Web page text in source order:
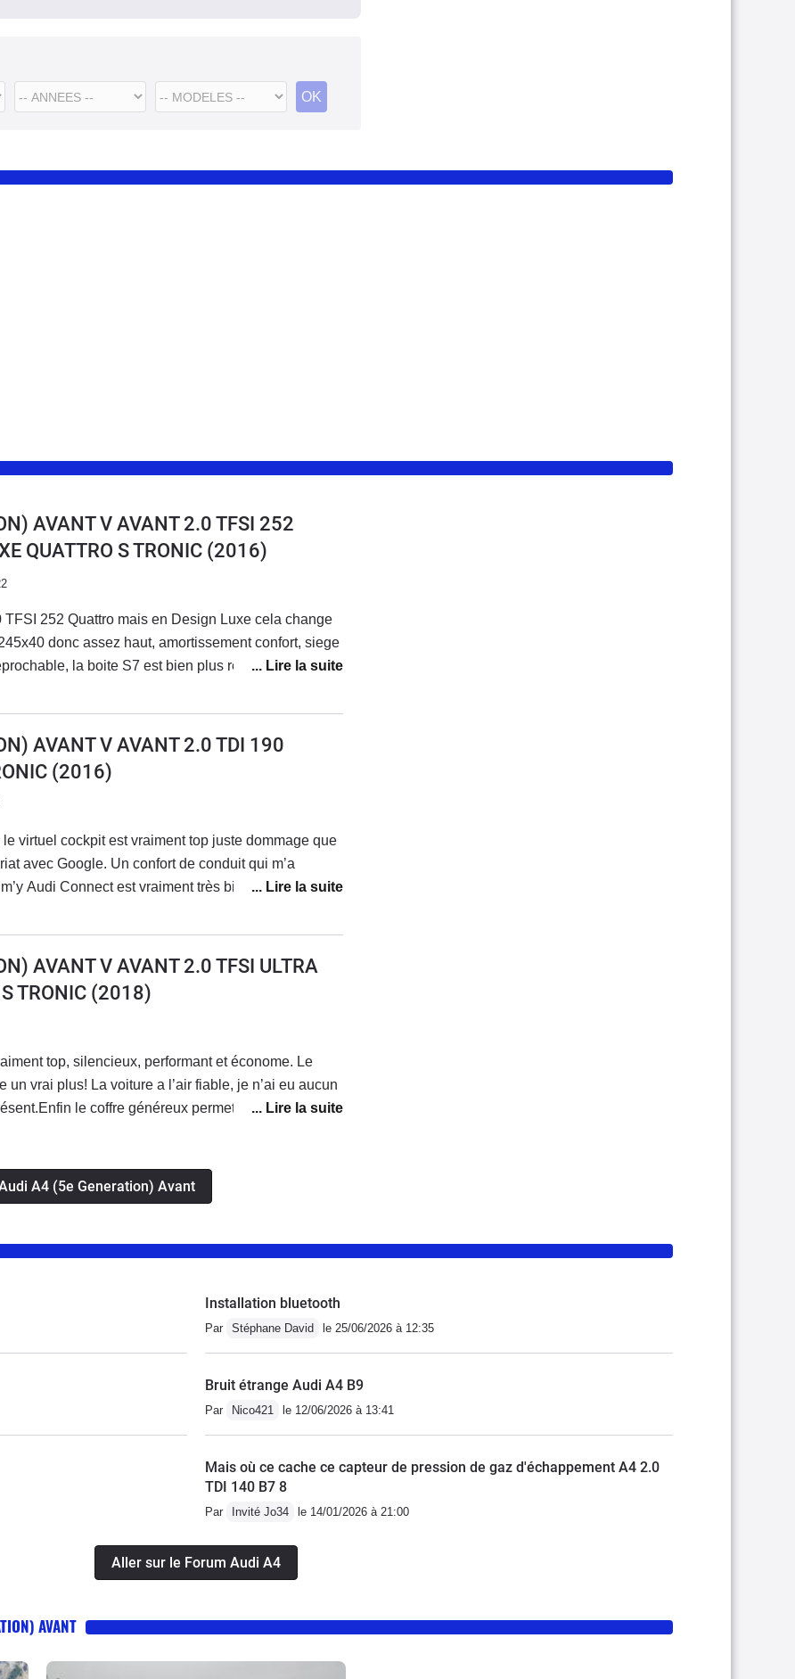
AVANT V AVANT 2.0 TFSI 252
QUATTRO S TRONIC (2016)
TFSI 252 Quattro mais en Design Luxe cela change
donc assez haut, amortissement confort, siege
la boite S7 est bien plus reactive que sur la
surprenant ( vitre AV feuilletée ). Pour autant le
1000 m et 5.9 s au 0 a 100 meme la BMW 330 i est
confortable tout en etant dynamique,
compromis ideale entre la BMW et la
AVANT V AVANT 2.0 TDI 190
(2016)
virtuel cockpit est vraiment top juste dommage que
avec Google. Un confort de conduit qui m’a
Audi Connect est vraiment très bien avec une
Autrement la véritable deutsche qualité
AVANT V AVANT 2.0 TFSI ULTRA
TRONIC (2018)
top, silencieux, performant et économe. Le
un vrai plus! La voiture a l’air fiable, je n’ai eu aucun
le coffre généreux permet d’avoir une
A4 (5e Generation) Avant
Installation bluetooth
Par Stéphane David le 25/06/2026 à 12:35
Bruit étrange Audi A4 B9
Par Nico421 le 12/06/2026 à 13:41
Mais où ce cache ce capteur de pression de gaz d'échappement A4 2.0
TDI 140 B7 8
Par Invité Jo34 le 14/01/2026 à 21:00
Aller sur le Forum Audi A4
AVANT